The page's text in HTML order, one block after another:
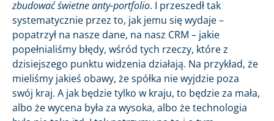
zbudować świetne anty-portfolio. I przeszedł tak
systematycznie przez to, jak jemu się wydaje –
popatrzył na nasze dane, na nasz CRM – jakie
popełnialiśmy błędy, wśród tych rzeczy, które z
dzisiejszego punktu widzenia działają. Na przykład, że
mieliśmy jakieś obawy, że spółka nie wyjdzie poza
swój kraj. A jak będzie tylko w kraju, to będzie za mała,
albo że wycena była za wysoka, albo że technologia